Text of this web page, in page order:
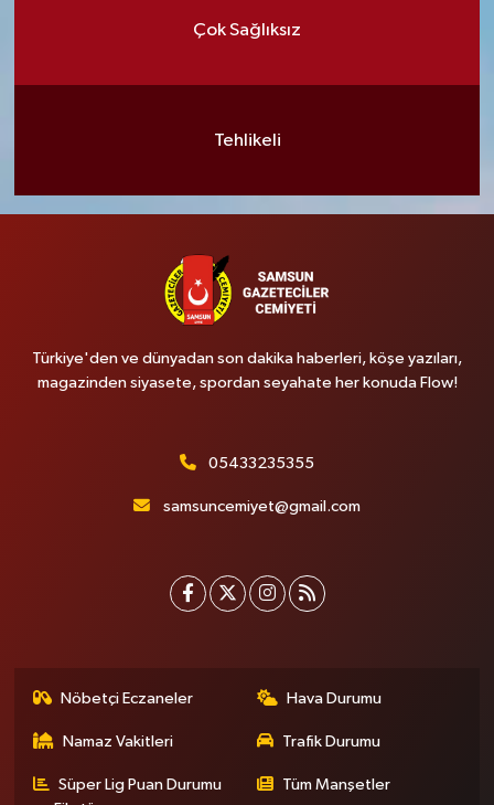
Çok Sağlıksız
Tehlikeli
Türkiye'den ve dünyadan son dakika haberleri, köşe yazıları,
magazinden siyasete, spordan seyahate her konuda Flow!
05433235355
samsuncemiyet@gmail.com
Nöbetçi Eczaneler Hava Durumu
Namaz Vakitleri Trafik Durumu
Süper Lig Puan Durumu
Tüm Manşetler